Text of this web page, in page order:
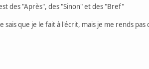
des "Après", des "Sinon" et des "Bref"
sais que je le fait à l'écrit, mais je me rends